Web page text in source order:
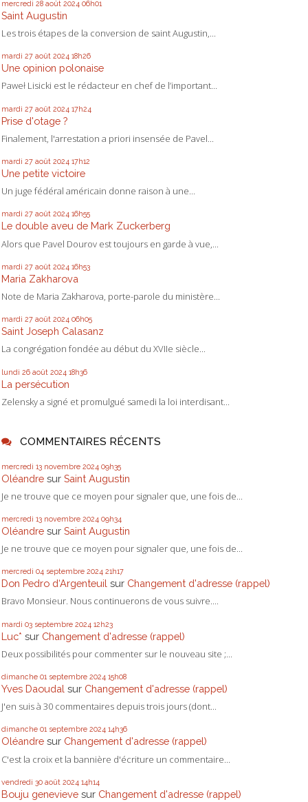
mercredi 28 août 2024 06h01
Saint Augustin
Les trois étapes de la conversion de saint Augustin,...
mardi 27 août 2024 18h26
Une opinion polonaise
Paweł Lisicki est le rédacteur en chef de l’important...
mardi 27 août 2024 17h24
Prise d'otage ?
Finalement, l'arrestation a priori insensée de Pavel...
mardi 27 août 2024 17h12
Une petite victoire
Un juge fédéral américain donne raison à une...
mardi 27 août 2024 16h55
Le double aveu de Mark Zuckerberg
Alors que Pavel Dourov est toujours en garde à vue,...
mardi 27 août 2024 16h53
Maria Zakharova
Note de Maria Zakharova, porte-parole du ministère...
mardi 27 août 2024 06h05
Saint Joseph Calasanz
La congrégation fondée au début du XVIIe siècle...
lundi 26 août 2024 18h36
La persécution
Zelensky a signé et promulgué samedi la loi interdisant...
COMMENTAIRES RÉCENTS
mercredi 13 novembre 2024 09h35
Oléandre sur Saint Augustin
Je ne trouve que ce moyen pour signaler que, une fois de...
mercredi 13 novembre 2024 09h34
Oléandre sur Saint Augustin
Je ne trouve que ce moyen pour signaler que, une fois de...
mercredi 04 septembre 2024 21h17
Don Pedro d‘Argenteuil sur Changement d'adresse (rappel)
Bravo Monsieur. Nous continuerons de vous suivre....
mardi 03 septembre 2024 12h23
Luc* sur Changement d'adresse (rappel)
Deux possibilités pour commenter sur le nouveau site ;...
dimanche 01 septembre 2024 15h08
Yves Daoudal sur Changement d'adresse (rappel)
J'en suis à 30 commentaires depuis trois jours (dont...
dimanche 01 septembre 2024 14h36
Oléandre sur Changement d'adresse (rappel)
C'est la croix et la bannière d'écriture un commentaire...
vendredi 30 août 2024 14h14
Bouju genevieve sur Changement d'adresse (rappel)